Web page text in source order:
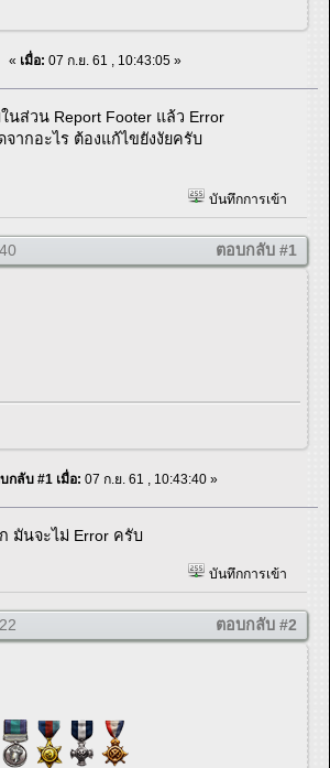
« เมื่อ: 07 ก.ย. 61 , 10:43:05 »
นส่วน Report Footer แล้ว Error
ากอะไร ต้องแก้ไขยังงัยครับ
บันทึกการเข้า
ตอบกลับ #1
กลับ #1 เมื่อ: 07 ก.ย. 61 , 10:43:40 »
มันจะไม่ Error ครับ
บันทึกการเข้า
ตอบกลับ #2